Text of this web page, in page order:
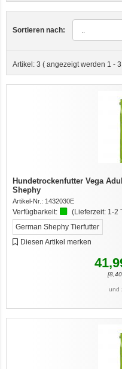
Sortieren nach:
Artikel: 3 ( angezeigt werden 1 - 3
Hundetrockenfutter Vega
Shephy
Artikel-Nr.: 1432030E
Verfügbarkeit: (Lieferzeit: 1-2
German Shephy Tierfutter
Diesen Artikel merken
[8,40
und